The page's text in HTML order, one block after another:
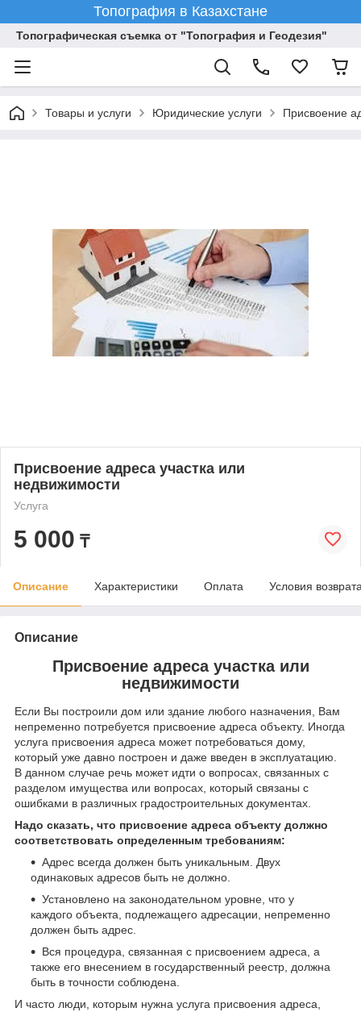
Топография в Казахстане
Топографическая съемка от "Топография и Геодезия"
Товары и услуги Юридические услуги Присвоение
Присвоение адреса участка или
недвижимости
Услуга
5 000 ₸
Описание Характеристики Оплата Условия
Описание
Присвоение адреса участка или
недвижимости
Если Вы построили дом или здание любого назначения, Вам
непременно потребуется присвоение адреса объекту. Иногда
услуга присвоения адреса может потребоваться дому,
который уже давно построен и даже введен в эксплуатацию.
В данном случае речь может идти о вопросах, связанных с
разделом имущества или вопросах, который связаны с
ошибками в различных градостроительных документах.
Надо сказать, что присвоение адреса объекту должно
соответствовать определенным требованиям:
Адрес всегда должен быть уникальным. Двух
одинаковых адресов быть не должно.
Установлено на законодательном уровне, что у
каждого объекта, подлежащего адресации, непременно
должен быть адрес.
Вся процедура, связанная с присвоением адреса, а
также его внесением в государственный реестр, должна
быть в точности соблюдена.
И часто люди, которым нужна услуга присвоения адреса,